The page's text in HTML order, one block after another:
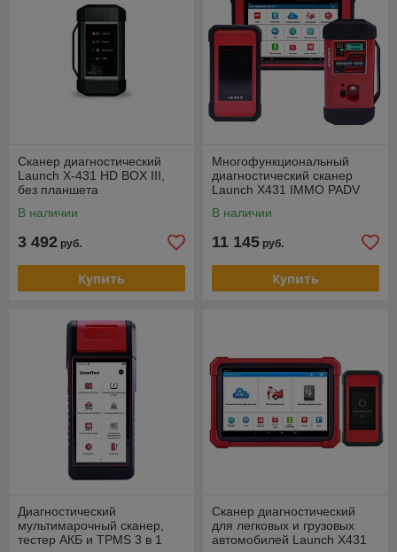
Сканер диагностический
Launch X-431 HD BOX III,
без планшета
В наличии
3 492 руб.
Купить
Многофункциональный
диагностический сканер
Launch X431 IMMO PADV
В наличии
11 145 руб.
Купить
Диагностический
мультимарочный сканер,
тестер АКБ и TPMS 3 в 1
Сканер диагностический
для легковых и грузовых
автомобилей Launch X431